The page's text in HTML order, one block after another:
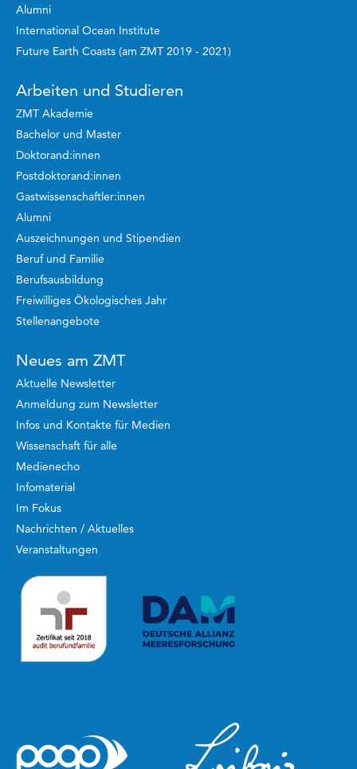
Alumni
International Ocean Institute
Future Earth Coasts (am ZMT 2019 - 2021)
Arbeiten und Studieren
ZMT Akademie
Bachelor und Master
Doktorand:innen
Postdoktorand:innen
Gastwissenschaftler:innen
Alumni
Auszeichnungen und Stipendien
Beruf und Familie
Berufsausbildung
Freiwilliges Ökologisches Jahr
Stellenangebote
Neues am ZMT
Aktuelle Newsletter
Anmeldung zum Newsletter
Infos und Kontakte für Medien
Wissenschaft für alle
Medienecho
Infomaterial
Im Fokus
Nachrichten / Aktuelles
Veranstaltungen